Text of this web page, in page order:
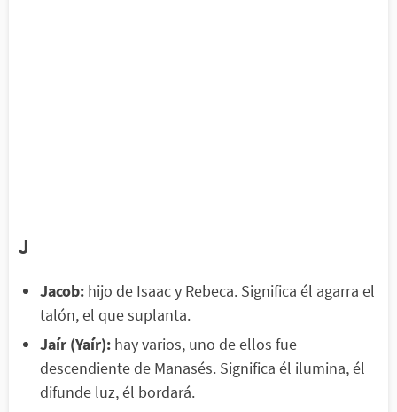
J
Jacob: hijo de Isaac y Rebeca. Significa él agarra el
talón, el que suplanta.
Jaír (Yaír): hay varios, uno de ellos fue
descendiente de Manasés. Significa él ilumina, él
difunde luz, él bordará.